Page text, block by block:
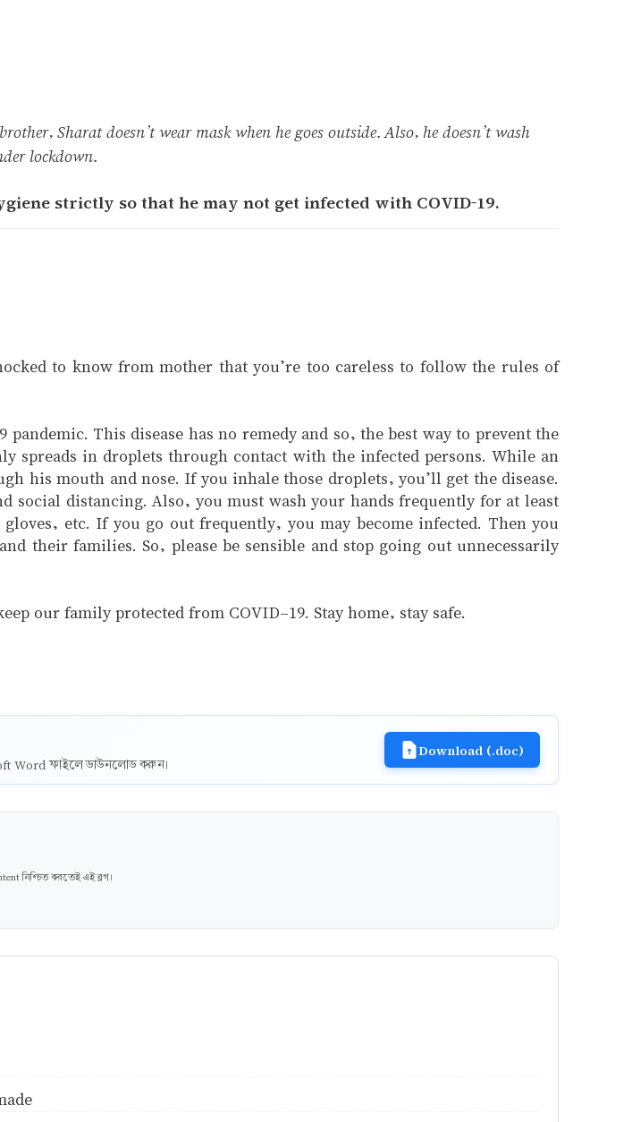
Sharat doesn’t wear mask when he goes outside. Also, he doesn’t wash
lockdown.
strictly so that he may not get infected with COVID-19.
to know from mother that you’re too careless to follow the rules of
This disease has no remedy and so, the best way to prevent the
spreads in droplets through contact with the infected persons. While an
his mouth and nose. If you inhale those droplets, you’ll get the disease.
distancing. Also, you must wash your hands frequently for at least
etc. If you go out frequently, you may become infected. Then you
their families. So, please be sensible and stop going out unnecessarily
our family protected from COVID-19. Stay home, stay safe.
Word ফাইলে ডাউনলোড করুন।
Download (.doc)
নিশ্চিত করতেই এই ব্লগ।